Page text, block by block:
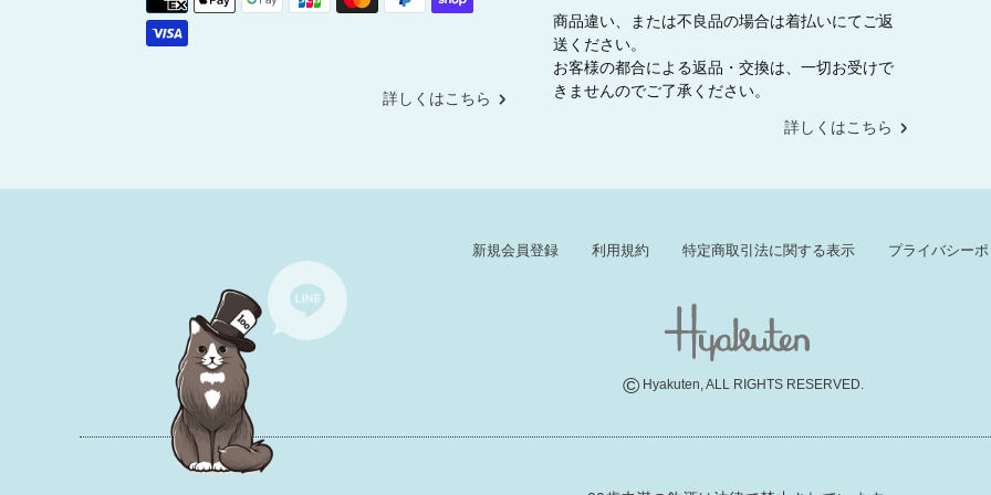
詳しくはこちら
商品違い、または不良品の場合は着払いにてご返
送ください。
お客様の都合による返品・交換は、一切お受けで
きませんのでご了承ください。
詳しくはこちら
新規会員登録 利用規約 特定商取引法に関する表示 プライバシー
© Hyakuten, ALL RIGHTS RESERVED.